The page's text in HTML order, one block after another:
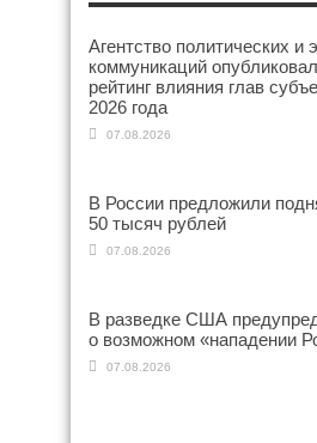
Агентство политических и
коммуникаций
рейтинг влияния глав
2026 года
07.08.2026
В России предложили
50 тысяч рублей
07.08.2026
В разведке США
о возможном «нападении
07.08.2026